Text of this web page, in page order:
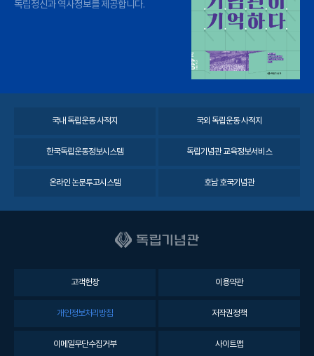
독립정신과 역사정보를 제공합니다.
국내 독립운동 사적지 국외 독립운동 사적지
한국독립운동정보시스템 독립기념관 교육정보서비스
온라인 논문투고시스템 호남 호국기념관
고객헌장 이용약관
개인정보처리방침 저작권정책
이메일무단수집거부 사이트맵